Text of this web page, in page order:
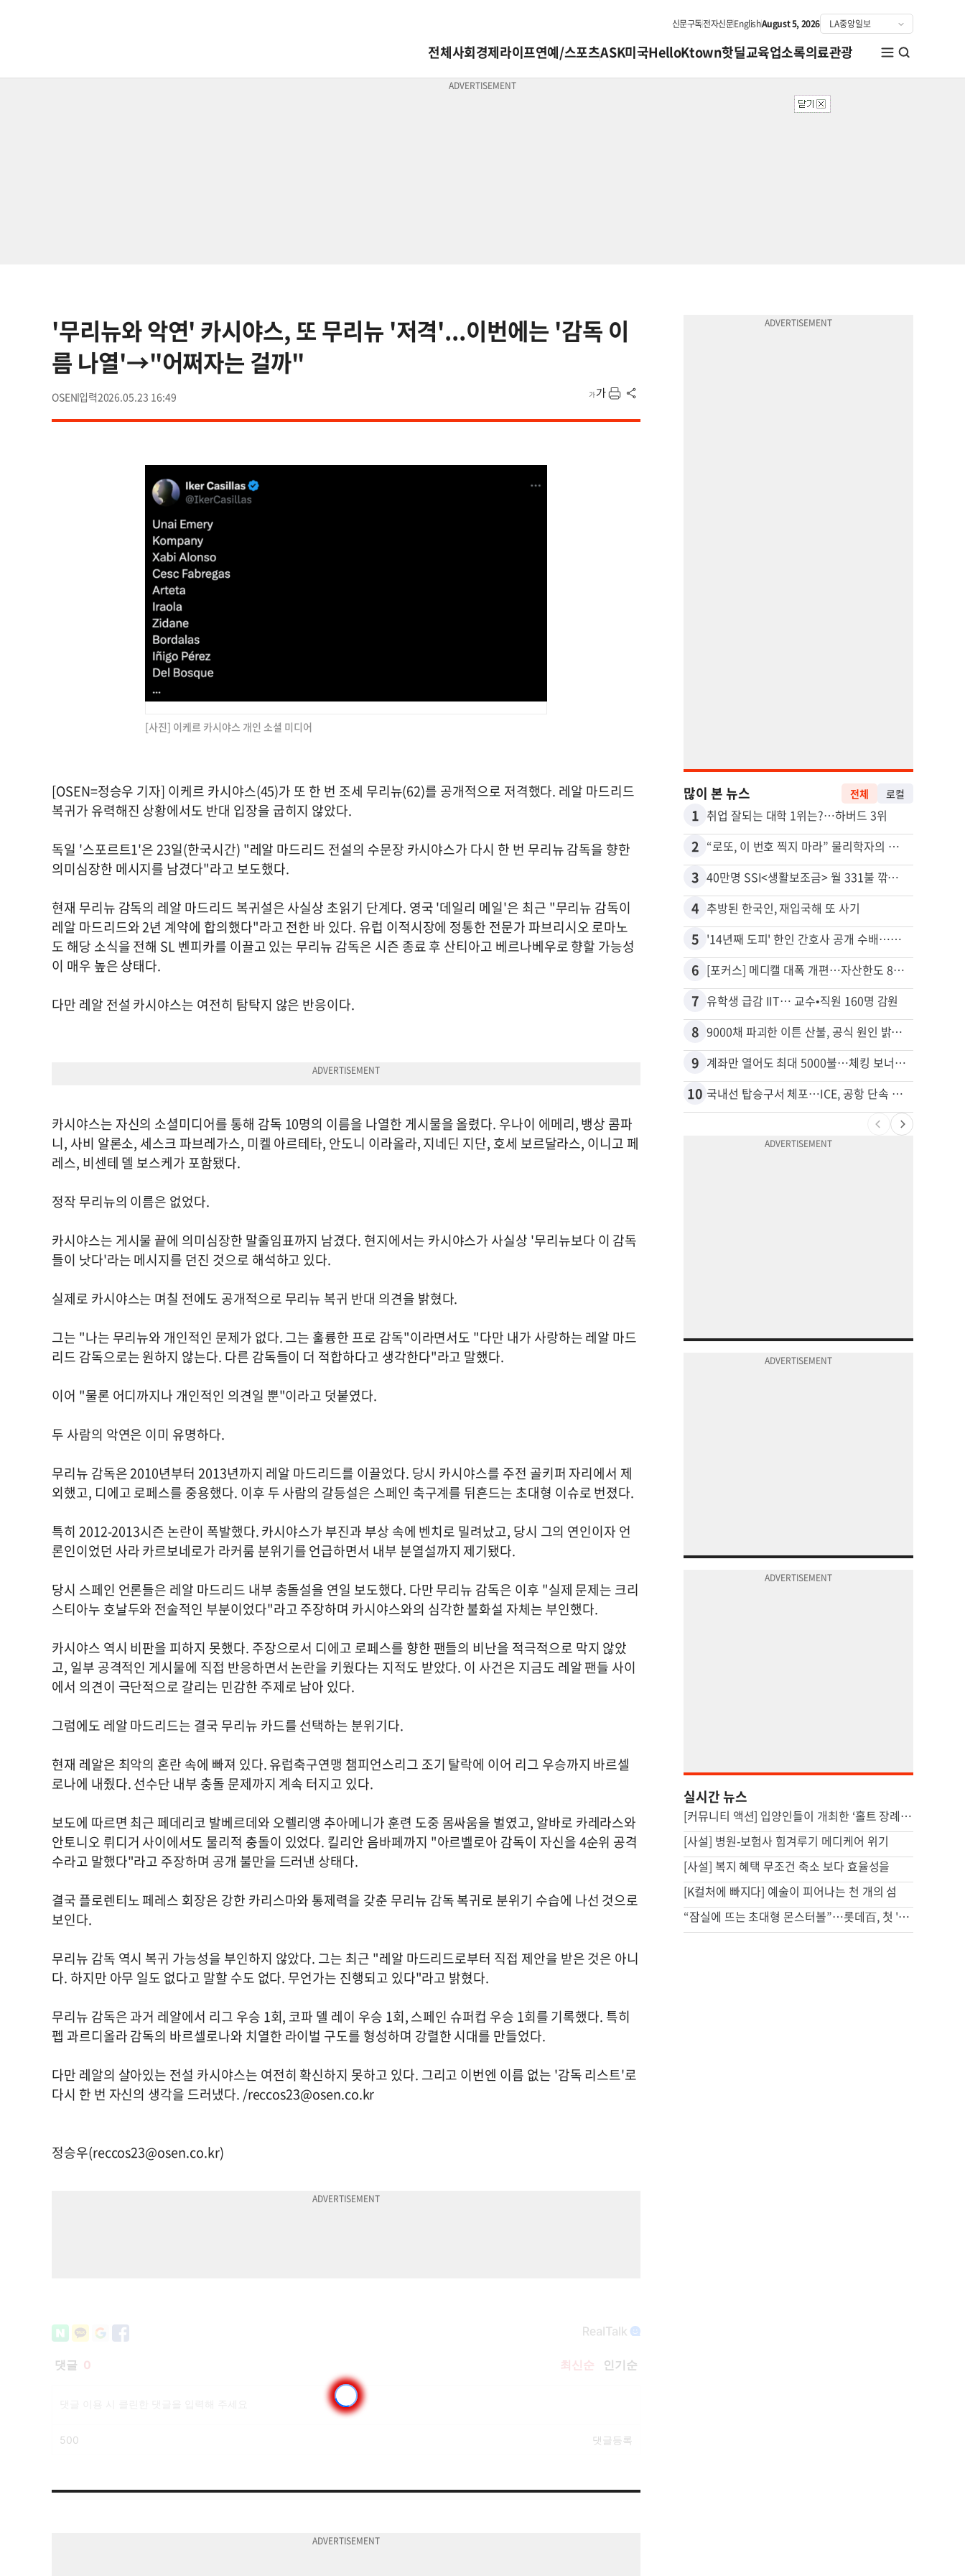
신문구독전자신문EnglishAugust 5, 2026
전체사회경제라이프연예/스포츠ASK미국HelloKtown핫딜교육업소록의료관광
'무리뉴와 악연' 카시야스, 또 무리뉴 '저격'...이번에는 '감독 이
름 나열'→"어쩌자는 걸까"
OSEN 2026.05.23 16:49
[사진] 이케르 카시야스 개인 소셜 미디어
[OSEN=정승우 기자] 이케르 카시야스(45)가 또 한 번 조세 무리뉴(62)를 공개적으로 저격했다. 레알 마드리드
복귀가 유력해진 상황에서도 반대 입장을 굽히지 않았다.
독일 '스포르트1'은 23일(한국시간) "레알 마드리드 전설의 수문장 카시야스가 다시 한 번 무리뉴 감독을 향한
의미심장한 메시지를 남겼다"라고 보도했다.
현재 무리뉴 감독의 레알 마드리드 복귀설은 사실상 초읽기 단계다. 영국 '데일리 메일'은 최근 "무리뉴 감독이
레알 마드리드와 2년 계약에 합의했다"라고 전한 바 있다. 유럽 이적시장에 정통한 전문가 파브리시오 로마노
도 해당 소식을 전해 SL 벤피카를 이끌고 있는 무리뉴 감독은 시즌 종료 후 산티아고 베르나베우로 향할 가능성
이 매우 높은 상태다.
다만 레알 전설 카시야스는 여전히 탐탁지 않은 반응이다.
카시야스는 자신의 소셜미디어를 통해 감독 10명의 이름을 나열한 게시물을 올렸다. 우나이 에메리, 뱅상 콤파
니, 사비 알론소, 세스크 파브레가스, 미켈 아르테타, 안도니 이라올라, 지네딘 지단, 호세 보르달라스, 이니고 페
레스, 비센테 델 보스케가 포함됐다.
정작 무리뉴의 이름은 없었다.
카시야스는 게시물 끝에 의미심장한 말줄임표까지 남겼다. 현지에서는 카시야스가 사실상 '무리뉴보다 이 감독
들이 낫다'라는 메시지를 던진 것으로 해석하고 있다.
실제로 카시야스는 며칠 전에도 공개적으로 무리뉴 복귀 반대 의견을 밝혔다.
그는 "나는 무리뉴와 개인적인 문제가 없다. 그는 훌륭한 프로 감독"이라면서도 "다만 내가 사랑하는 레알 마드
리드 감독으로는 원하지 않는다. 다른 감독들이 더 적합하다고 생각한다"라고 말했다.
이어 "물론 어디까지나 개인적인 의견일 뿐"이라고 덧붙였다.
두 사람의 악연은 이미 유명하다.
무리뉴 감독은 2010년부터 2013년까지 레알 마드리드를 이끌었다. 당시 카시야스를 주전 골키퍼 자리에서 제
외했고, 디에고 로페스를 중용했다. 이후 두 사람의 갈등설은 스페인 축구계를 뒤흔드는 초대형 이슈로 번졌다.
특히 2012-2013시즌 논란이 폭발했다. 카시야스가 부진과 부상 속에 벤치로 밀려났고, 당시 그의 연인이자 언
론인이었던 사라 카르보네로가 라커룸 분위기를 언급하면서 내부 분열설까지 제기됐다.
당시 스페인 언론들은 레알 마드리드 내부 충돌설을 연일 보도했다. 다만 무리뉴 감독은 이후 "실제 문제는 크리
스티아누 호날두와 전술적인 부분이었다"라고 주장하며 카시야스와의 심각한 불화설 자체는 부인했다.
카시야스 역시 비판을 피하지 못했다. 주장으로서 디에고 로페스를 향한 팬들의 비난을 적극적으로 막지 않았
고, 일부 공격적인 게시물에 직접 반응하면서 논란을 키웠다는 지적도 받았다. 이 사건은 지금도 레알 팬들 사이
에서 의견이 극단적으로 갈리는 민감한 주제로 남아 있다.
그럼에도 레알 마드리드는 결국 무리뉴 카드를 선택하는 분위기다.
현재 레알은 최악의 혼란 속에 빠져 있다. 유럽축구연맹 챔피언스리그 조기 탈락에 이어 리그 우승까지 바르셀
로나에 내줬다. 선수단 내부 충돌 문제까지 계속 터지고 있다.
보도에 따르면 최근 페데리코 발베르데와 오렐리앵 추아메니가 훈련 도중 몸싸움을 벌였고, 알바로 카레라스와
안토니오 뤼디거 사이에서도 물리적 충돌이 있었다. 킬리안 음바페까지 "아르벨로아 감독이 자신을 4순위 공격
수라고 말했다"라고 주장하며 공개 불만을 드러낸 상태다.
결국 플로렌티노 페레스 회장은 강한 카리스마와 통제력을 갖춘 무리뉴 감독 복귀로 분위기 수습에 나선 것으로
보인다.
무리뉴 감독 역시 복귀 가능성을 부인하지 않았다. 그는 최근 "레알 마드리드로부터 직접 제안을 받은 것은 아니
다. 하지만 아무 일도 없다고 말할 수도 없다. 무언가는 진행되고 있다"라고 밝혔다.
무리뉴 감독은 과거 레알에서 리그 우승 1회, 코파 델 레이 우승 1회, 스페인 슈퍼컵 우승 1회를 기록했다. 특히
펩 과르디올라 감독의 바르셀로나와 치열한 라이벌 구도를 형성하며 강렬한 시대를 만들었다.
다만 레알의 살아있는 전설 카시야스는 여전히 확신하지 못하고 있다. 그리고 이번엔 이름 없는 '감독 리스트'로
다시 한 번 자신의 생각을 드러냈다. /reccos23@osen.co.kr
정승우(reccos23@osen.co.kr)
많이 본 뉴스 전체 로컬
1 취업 잘되는 대학 1위는?…하버드 3위
2 “로또, 이 번호 찍지 마라” 물리학자의 당첨금 높이는 비밀
3 40만명 SSI<생활보조금> 월 331불 깎이나
4 추방된 한국인, 재입국해 또 사기
5 '14년째 도피' 한인 간호사 공개 수배…메디케어 사기 유죄
6 [포커스] 메디캘 대폭 개편…자산한도 84% 축소
7 유학생 급감 IIT… 교수•직원 160명 감원
8 9000채 파괴한 이튼 산불, 공식 원인 밝혀졌다
9 계좌만 열어도 최대 5000불…체킹 보너스 무한 경쟁
10 국내선 탑승구서 체포…ICE, 공항 단속 확대
실시간 뉴스
[커뮤니티 액션] 입양인들이 개최한 ‘홀트 장례식’
[사설] 병원-보험사 힘겨루기 메디케어 위기
[사설] 복지 혜택 무조건 축소 보다 효율성을
[K컬처에 빠지다] 예술이 피어나는 천 개의 섬
“잠실에 뜨는 초대형 몬스터볼”…롯데百, 첫 '서머마켓' 연다